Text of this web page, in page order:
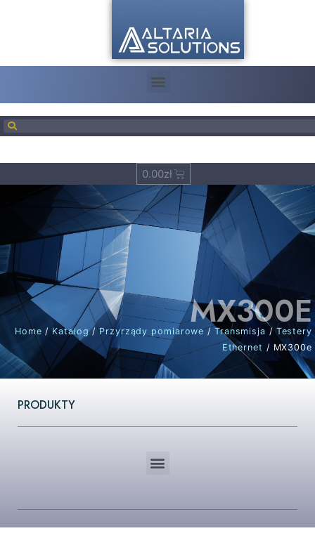
0.00zł
MX300E
Home / Katalog/Przyrządy pomiarowe/ Transmisja /Testery
Ethernet / MX300e
PRODUKTY